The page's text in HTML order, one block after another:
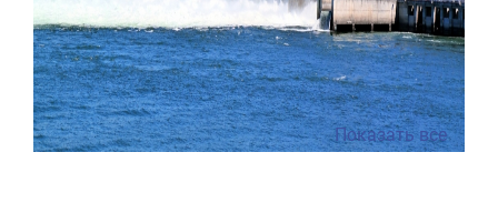
Показать все